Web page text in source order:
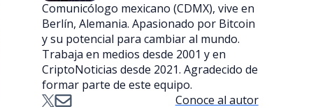
Comunicólogo mexicano (CDMX), vive en
Berlín, Alemania. Apasionado por Bitcoin
y su potencial para cambiar al mundo.
Trabaja en medios desde 2001 y en
CriptoNoticias desde 2021. Agradecido de
formar parte de este equipo.
Conoce al autor